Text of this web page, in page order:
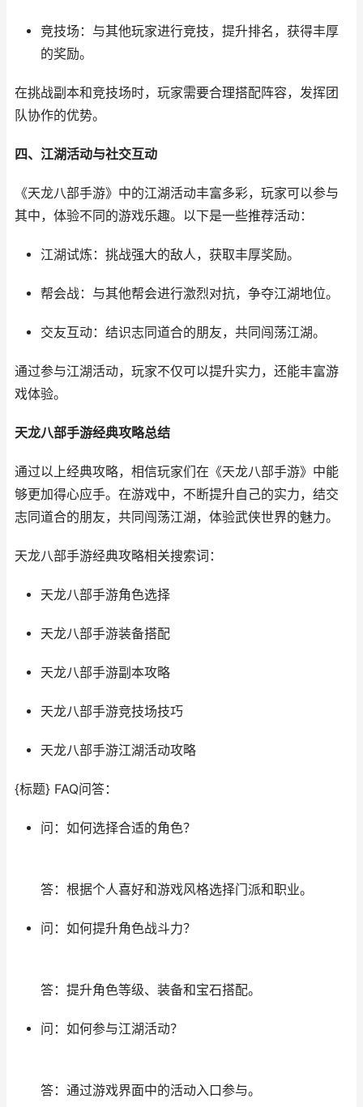
竞技场：与其他玩家进行竞技，提升排名，获得丰厚
的奖励。
在挑战副本和竞技场时，玩家需要合理搭配阵容，发挥团
队协作的优势。
四、江湖活动与社交互动
《天龙八部手游》中的江湖活动丰富多彩，玩家可以参与
其中，体验不同的游戏乐趣。以下是一些推荐活动：
江湖试炼：挑战强大的敌人，获取丰厚奖励。
帮会战：与其他帮会进行激烈对抗，争夺江湖地位。
交友互动：结识志同道合的朋友，共同闯荡江湖。
通过参与江湖活动，玩家不仅可以提升实力，还能丰富游
戏体验。
天龙八部手游经典攻略总结
通过以上经典攻略，相信玩家们在《天龙八部手游》中能
够更加得心应手。在游戏中，不断提升自己的实力，结交
志同道合的朋友，共同闯荡江湖，体验武侠世界的魅力。
天龙八部手游经典攻略相关搜索词：
天龙八部手游角色选择
天龙八部手游装备搭配
天龙八部手游副本攻略
天龙八部手游竞技场技巧
天龙八部手游江湖活动攻略
{标题} FAQ问答：
问：如何选择合适的角色？
答：根据个人喜好和游戏风格选择门派和职业。
问：如何提升角色战斗力？
答：提升角色等级、装备和宝石搭配。
问：如何参与江湖活动？
答：通过游戏界面中的活动入口参与。